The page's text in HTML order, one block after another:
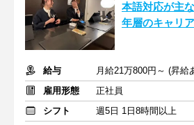
本語対応が主
年層のキャリ
給与
雇用形態
正社員
シフト
週5日 1日8時間以上